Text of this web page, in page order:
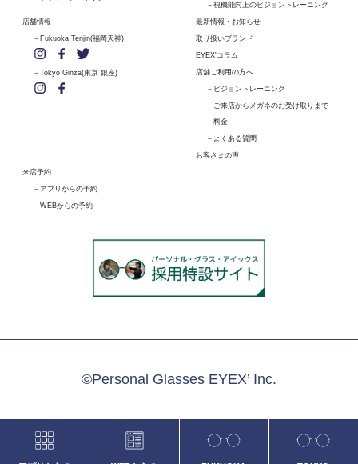
店舗情報
Fukuoka Tenjin(福岡天神)
Tokyo Ginza(東京 銀座)
視機能向上のビジョントレーニング
最新情報・お知らせ
取り扱いブランド
EYEX'コラム
店舗ご利用の方へ
ビジョントレーニング
ご来店からメガネのお受け取りまで
料金
よくある質問
お客さまの声
来店予約
アプリからの予約
WEBからの予約
©Personal Glasses EYEX’ Inc.